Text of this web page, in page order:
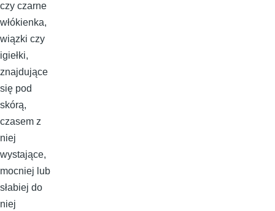
czy czarne
włókienka,
wiązki czy
igiełki,
znajdujące
się pod
skórą,
czasem z
niej
wystające,
mocniej lub
słabiej do
niej